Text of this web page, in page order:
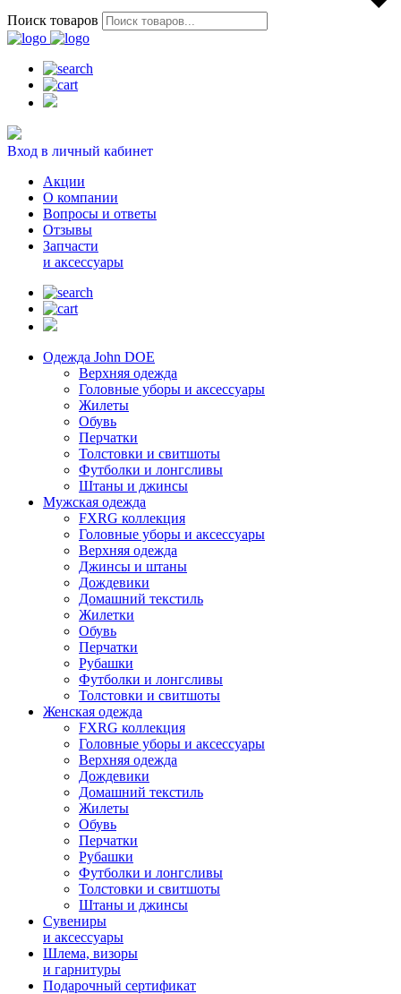
Поиск товаров
Вход в личный кабинет
Акции
О компании
Вопросы и ответы
Отзывы
Запчасти
и аксессуары
Одежда John DOE
Верхняя одежда
Головные уборы и аксессуары
Жилеты
Обувь
Перчатки
Толстовки и свитшоты
Футболки и лонгсливы
Штаны и джинсы
Мужская одежда
FXRG коллекция
Головные уборы и аксессуары
Верхняя одежда
Джинсы и штаны
Дождевики
Домашний текстиль
Жилетки
Обувь
Перчатки
Рубашки
Футболки и лонгсливы
Толстовки и свитшоты
Женская одежда
FXRG коллекция
Головные уборы и аксессуары
Верхняя одежда
Дождевики
Домашний текстиль
Жилеты
Обувь
Перчатки
Рубашки
Футболки и лонгсливы
Толстовки и свитшоты
Штаны и джинсы
Сувениры
и аксессуары
Шлема, визоры
и гарнитуры
Подарочный сертификат